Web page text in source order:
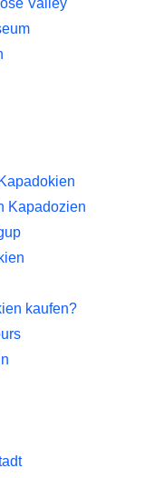
Valley
Kapadozien
kaufen?